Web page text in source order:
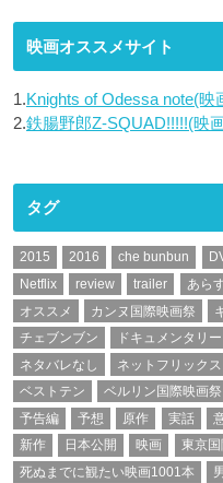
映画オススメサイト
1.Knights of Odessa note(映
2.鉄腸野郎Z-SQUAD!!!!!(映
タグ
2015 2016 che bunbun
Netflix
review trailer あら
オススメ
カンヌ国際映画祭
チェブンブン
ドキュメンタリー
ネタバレなし
ネットフリックス
ベストテン
ベルリン国際映画祭
予告編
予想 原作 実話
新作
日本公開 映画
東京
死ぬまでに観たい映画1001本